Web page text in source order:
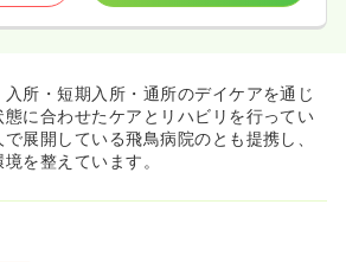
入所・短期入所・通所のデイケアを通じ
に合わせたケアとリハビリを行ってい
展開している飛鳥病院のとも提携し、
を整えています。